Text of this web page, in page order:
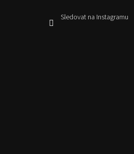
Sledovat na Instagramu